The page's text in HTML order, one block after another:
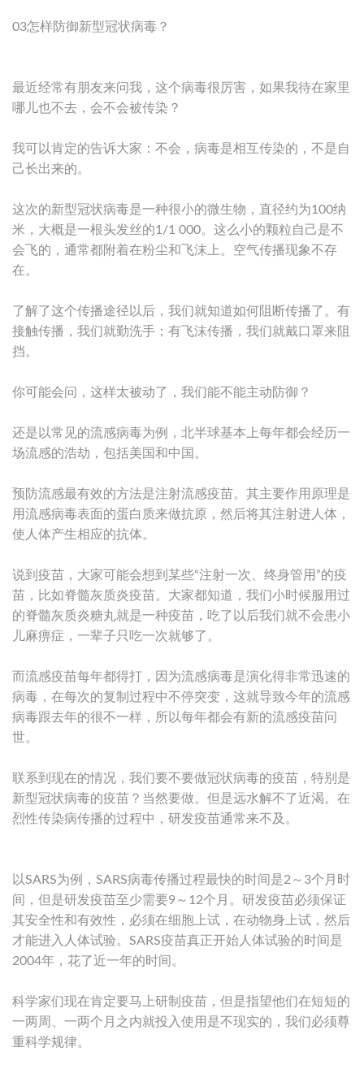
03怎样防御新型冠状病毒？
最近经常有朋友来问我，这个病毒很厉害，如果我待在家里
哪儿也不去，会不会被传染？
我可以肯定的告诉大家：不会，病毒是相互传染的，不是自
己长出来的。
这次的新型冠状病毒是一种很小的微生物，直径约为100纳
米，大概是一根头发丝的1/1 000。这么小的颗粒自己是不
会飞的，通常都附着在粉尘和飞沫上。空气传播现象不存
在。
了解了这个传播途径以后，我们就知道如何阻断传播了。有
接触传播，我们就勤洗手；有飞沫传播，我们就戴口罩来阻
挡。
你可能会问，这样太被动了，我们能不能主动防御？
还是以常见的流感病毒为例，北半球基本上每年都会经历一
场流感的浩劫，包括美国和中国。
预防流感最有效的方法是注射流感疫苗。其主要作用原理是
用流感病毒表面的蛋白质来做抗原，然后将其注射进人体，
使人体产生相应的抗体。
说到疫苗，大家可能会想到某些“注射一次、终身管用”的疫
苗，比如脊髓灰质炎疫苗。大家都知道，我们小时候服用过
的脊髓灰质炎糖丸就是一种疫苗，吃了以后我们就不会患小
儿麻痹症，一辈子只吃一次就够了。
而流感疫苗每年都得打，因为流感病毒是演化得非常迅速的
病毒，在每次的复制过程中不停突变，这就导致今年的流感
病毒跟去年的很不一样，所以每年都会有新的流感疫苗问
世。
联系到现在的情况，我们要不要做冠状病毒的疫苗，特别是
新型冠状病毒的疫苗？当然要做。但是远水解不了近渴。在
烈性传染病传播的过程中，研发疫苗通常来不及。
以SARS为例，SARS病毒传播过程最快的时间是2～3个月时
间，但是研发疫苗至少需要9～12个月。研发疫苗必须保证
其安全性和有效性，必须在细胞上试，在动物身上试，然后
才能进入人体试验。SARS疫苗真正开始人体试验的时间是
2004年，花了近一年的时间。
科学家们现在肯定要马上研制疫苗，但是指望他们在短短的
一两周、一两个月之内就投入使用是不现实的，我们必须尊
重科学规律。